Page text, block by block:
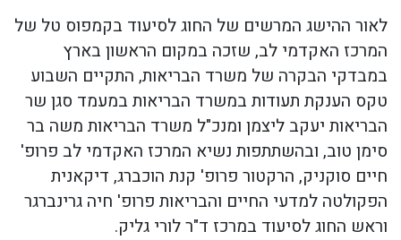
לאור ההישג המרשים של החוג לסיעוד בקמפוס טל של
המרכז האקדמי לב, שזכה במקום הראשון בארץ
במבדקי הבקרה של משרד הבריאות, התקיים השבוע
טקס הענקת תעודות במשרד הבריאות במעמד סגן שר
הבריאות יעקב ליצמן ומנכ"ל משרד הבריאות משה בר
סימן טוב, ובהשתתפות נשיא המרכז האקדמי לב פרופ'
חיים סוקניק, הרקטור פרופ' קנת הוכברג, דיקאנית
הפקולטה למדעי החיים והבריאות פרופ' חיה גרינברגר
וראש החוג לסיעוד במרכז ד"ר לורי גליק.